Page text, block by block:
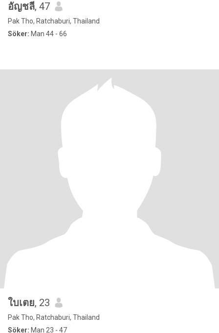
อัญชลี, 47
Pak Tho, Ratchaburi, Thailand
Söker: Man 44 - 66
ใบเตย, 23
Pak Tho, Ratchaburi, Thailand
Söker: Man 23 - 47